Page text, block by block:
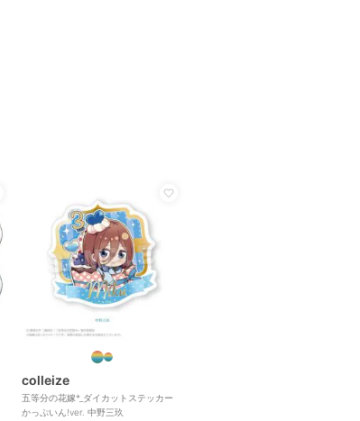
colleize
五等分の花嫁*_ダイカットステッカー
かっぷいん!ver. 中野三玖